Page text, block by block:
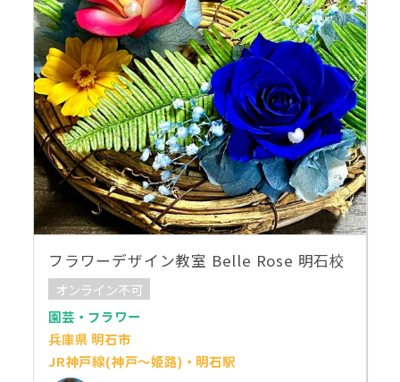
フラワーデザイン教室 Belle Rose 明石校
オンライン不可
園芸・フラワー
兵庫県 明石市
JR神戸線(神戸～姫路)・明石駅